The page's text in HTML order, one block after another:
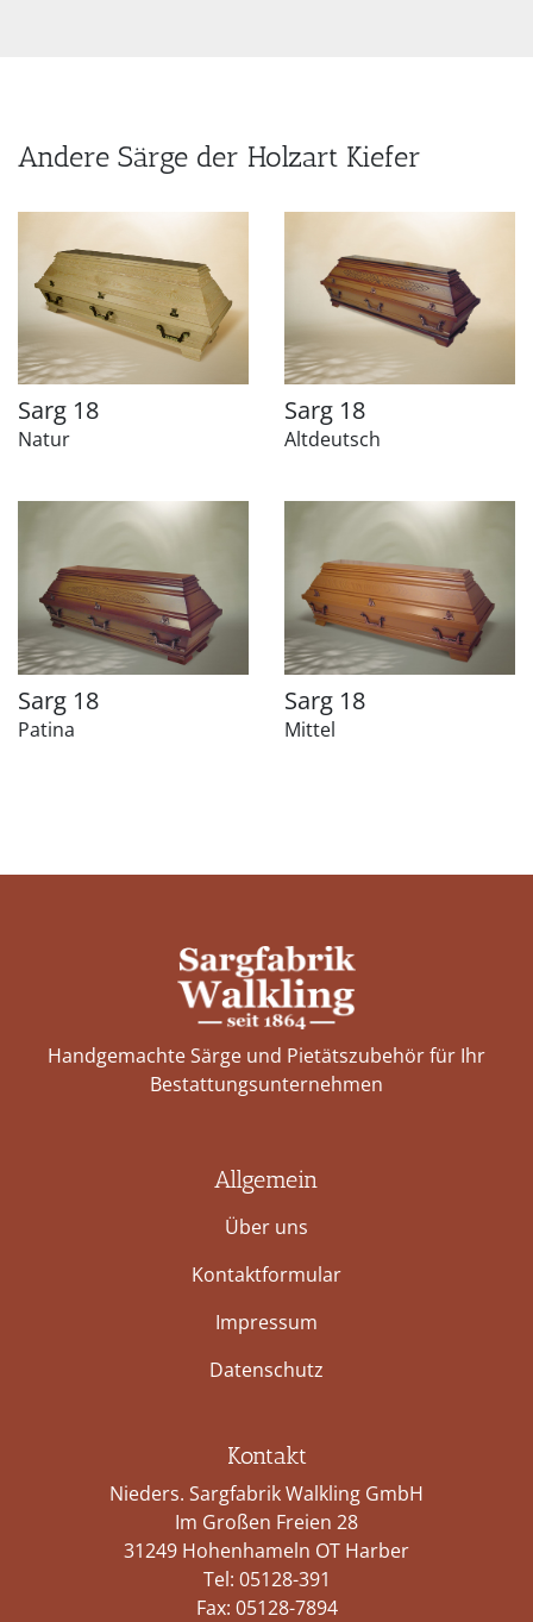
Andere Särge der Holzart Kiefer
Sarg 18
Natur
Sarg 18
Altdeutsch
Sarg 18
Patina
Sarg 18
Mittel
Handgemachte Särge und Pietätszubehör für Ihr
Bestattungs­unternehmen
Allgemein
Über uns
Kontaktformular
Impressum
Datenschutz
Kontakt
Nieders. Sargfabrik Walkling GmbH
Im Großen Freien 28
31249 Hohenhameln OT Harber
Tel: 05128-391
Fax: 05128-7894